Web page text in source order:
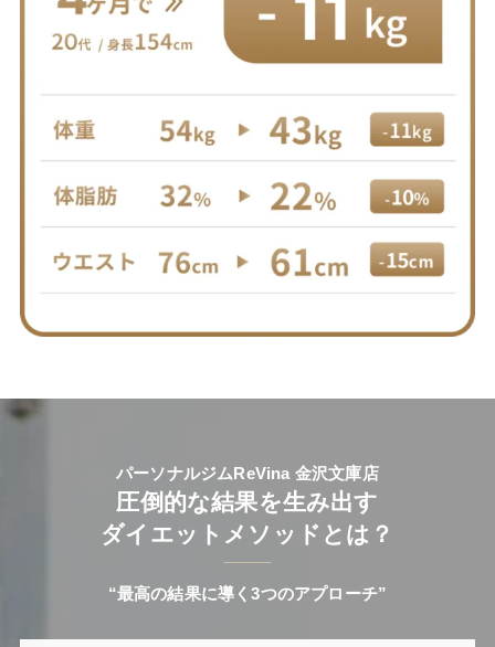
パーソナルジムReVina 金沢文庫店
圧倒的な結果を生み出す
ダイエットメソッドとは？
“最高の結果に導く3つのアプローチ”